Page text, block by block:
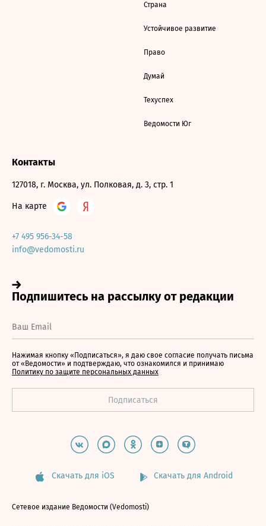
Страна
Устойчивое развитие
Право
Думай
Техуспех
Ведомости Юг
Контакты
127018, г. Москва, ул. Полковая, д. 3, стр. 1
На карте
+7 495 956-34-58
info@vedomosti.ru
Нажимая кнопку «Подписаться», я даю свое согласие получать письма
от «Ведомости» и подтверждаю, что ознакомился и принимаю
Политику по защите персональных данных
Скачать для iOS Скачать для Android
Сетевое издание Ведомости (Vedomosti)